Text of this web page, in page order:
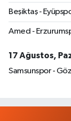
Beşiktaş -
Amed -
17 Ağustos,
Samsunspor -